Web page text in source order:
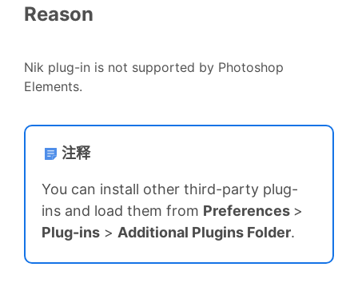
Reason
Nik plug-in is not supported by Photoshop
Elements.
注释
You can install other third-party plug-
ins and load them from Preferences >
Plug-ins > Additional Plugins Folder.